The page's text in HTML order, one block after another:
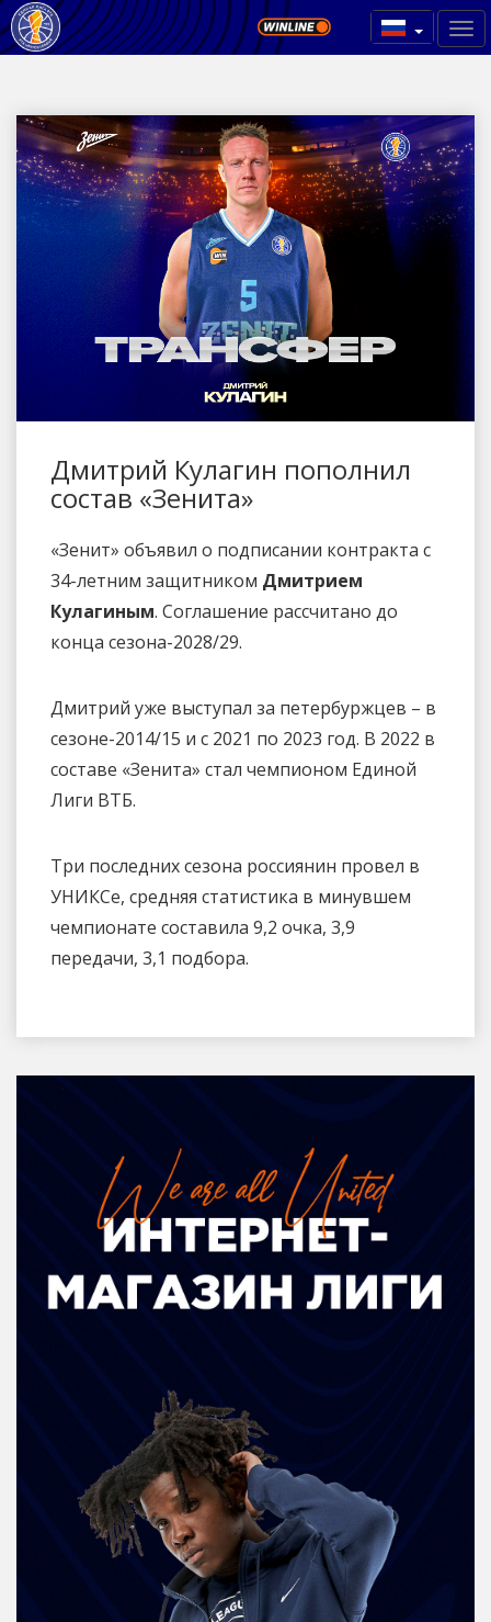
Дмитрий Кулагин пополнил
состав «Зенита»
«Зенит» объявил о подписании контракта с
34-летним защитником Дмитрием
Кулагиным. Соглашение рассчитано до
конца сезона-2028/29.
Дмитрий уже выступал за петербуржцев – в
сезоне-2014/15 и с 2021 по 2023 год. В 2022 в
составе «Зенита» стал чемпионом Единой
Лиги ВТБ.
Три последних сезона россиянин провел в
УНИКСе, средняя статистика в минувшем
чемпионате составила 9,2 очка, 3,9
передачи, 3,1 подбора.